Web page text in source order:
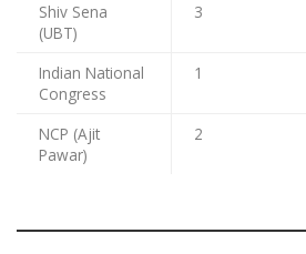
Shiv Sena
(UBT)
3
Indian National
Congress
1
NCP (Ajit
Pawar)
2